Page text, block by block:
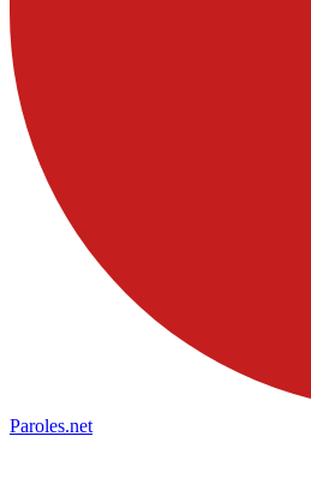
Paroles.net